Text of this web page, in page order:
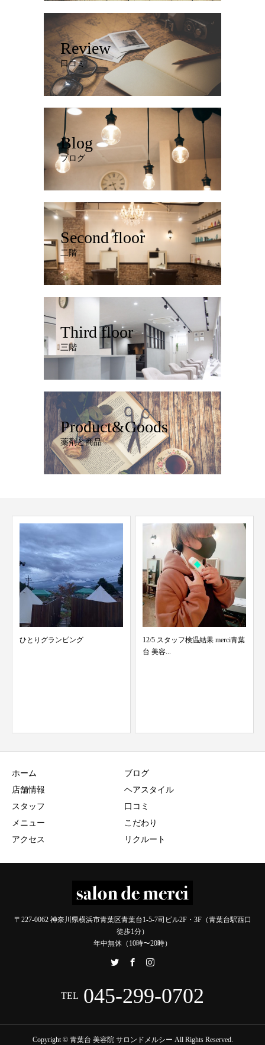
Review
口コミ
Blog
ブログ
Second floor
二階
Third floor
三階
Product&Goods
薬剤と商品
12/5 スタッフ検温結果 merci青葉
ついに…！！！
ホーム
店舗情報
スタッフ
メニュー
アクセス
ブログ
ヘアスタイル
口コミ
こだわり
リクルート
〒227-0062 神奈川県横浜市青葉区青葉台1-5-7司ビル2F・3F（青葉台駅西口
徒歩1分）
年中無休（10時〜20時）
TEL 045-299-0702
Copyright © 青葉台 美容院 サロンドメルシー All Rights Reserved.